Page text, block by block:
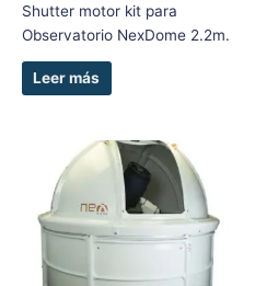
Shutter motor kit para
Observatorio NexDome 2.2m.
Leer más